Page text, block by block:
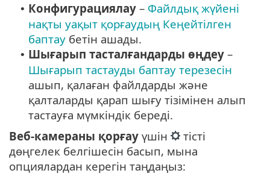
• Конфигурациялау – Файлдық жүйені
нақты уақыт қорғаудың Кеңейтілген
баптау бетін ашады.
• Шығарып тасталғандарды өңдеу –
Шығарып тастауды баптау терезесін
ашып, қалаған файлдарды және
қалталарды қарап шығу тізімінен алып
тастауға мүмкіндік береді.
Веб-камераны қорғау үшін
тісті
дөңгелек белгішесін басып, мына
опциялардан керегін таңдаңыз: